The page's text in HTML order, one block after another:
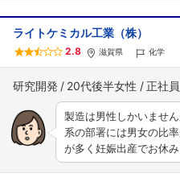
ライトケミカル工業（株）
2.8 滋賀県 化学
研究開発 20代後半女性 正社員
製造は男性しかいませ
系の部署には男女の比
が多く妊娠出産でお休